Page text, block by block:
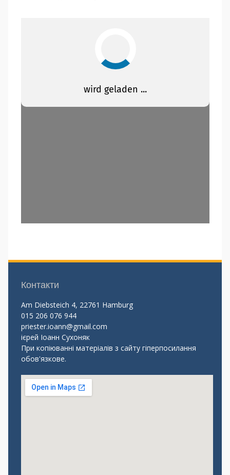
Контакти
Am Diebsteich 4, 22761 Hamburg
015 206 076 944
priester.ioann@gmail.com
ієрей Іоанн Сухоняк
При копіюванні матеріалів з сайту гіперпосилання
обов'язкове.